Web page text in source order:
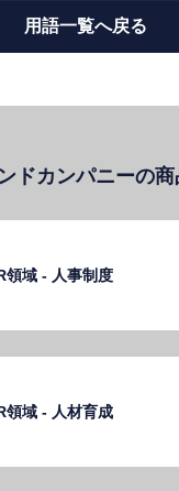
用語一覧へ戻る
ドカンパニーの
領域 - ⼈事制度
領域 - ⼈材育成